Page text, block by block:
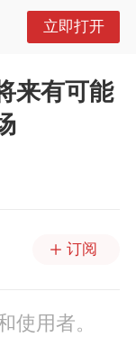
立即打开
来有可能
订阅
使用者。